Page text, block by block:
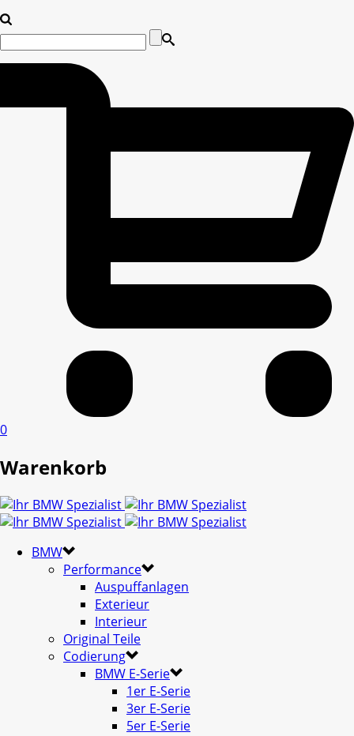
0
Warenkorb
BMW
Performance
Auspuffanlagen
Exterieur
Interieur
Original Teile
Codierung
BMW E-Serie
1er E-Serie
3er E-Serie
5er E-Serie